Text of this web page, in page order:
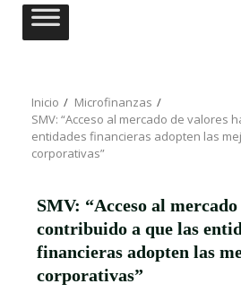
Saltar
Inicio
Microfinanzas
SMV: “Acceso al mercado de valores
entidades financieras adopten las
corporativas”
SMV: “Acceso al
contribuido a que las
financieras adopten las
corporativas”